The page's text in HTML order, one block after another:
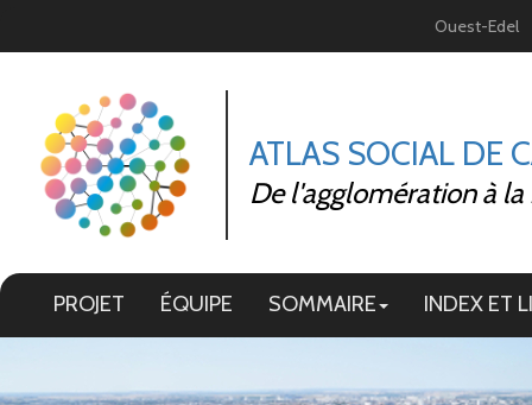
Ouest-Edel
ATLAS SOCIAL DE
De l'agglomération à
PROJET ÉQUIPE SOMMAIRE INDEX ET